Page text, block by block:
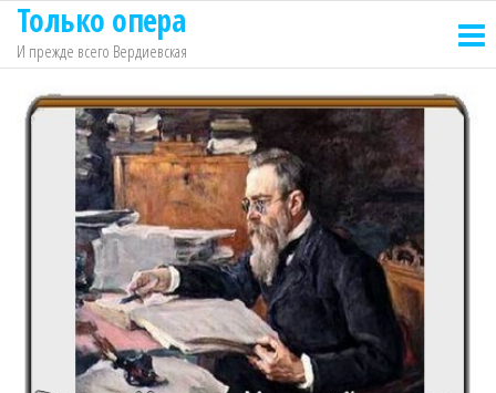
Перейти
содержимому
Только опера
И прежде всего Вердиевская